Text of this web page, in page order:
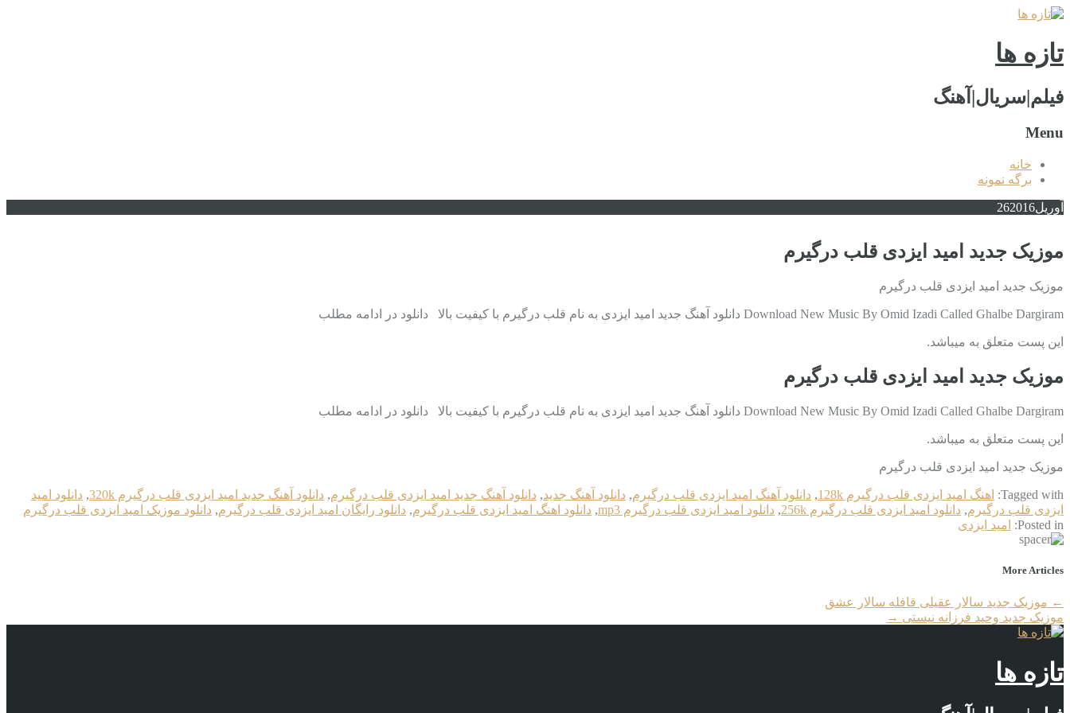
تازه ها
فیلم|سریال|آهنگ
Menu
خانه
برگه نمونه
آوریل 262016
موزیک جدید امید ایزدی قلب درگیرم
موزیک جدید امید ایزدی قلب درگیرم
Download New Music By Omid Izadi Called Ghalbe Dargiram دانلود آهنگ جدید امید ایزدی به نام قلب درگیرم با کیفیت بالا دانلود در ادامه مطلب
این پست متعلق به میباشد.
موزیک جدید امید ایزدی قلب درگیرم
Download New Music By Omid Izadi Called Ghalbe Dargiram دانلود آهنگ جدید امید ایزدی به نام قلب درگیرم با کیفیت بالا دانلود در ادامه مطلب
این پست متعلق به میباشد.
موزیک جدید امید ایزدی قلب درگیرم
Tagged with: اهنگ امید ایزدی قلب درگیرم 128k , دانلود آهنگ امید ایزدی قلب درگیرم, دانلود آهنگ جدید, دانلود آهنگ جدید امید ایزدی قلب درگیرم, دانلود آهنگ جدید امید ایزدی قلب درگیرم 320k , دانلود امید
ایزدی قلب درگیرم, دانلود امید ایزدی قلب درگیرم 256k , دانلود امید ایزدی قلب درگیرم mp3 , دانلود اهنگ امید ایزدی قلب درگیرم, دانلود رایگان امید ایزدی قلب درگیرم, دانلود موزیک امید ایزدی قلب درگیرم
Posted in:
امید ایزدی
More Articles
← موزیک جدید سالار عقیلی قافله سالار عشق
موزیک جدید وحید فرزانه نیستی →
تازه ها